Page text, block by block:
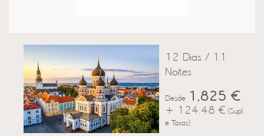
12 Dias / 11
Noites
Desde 1,825 €
+ 124.48 € (Supl.
e Taxas)